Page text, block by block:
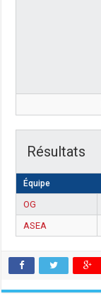
Résultats
Équipe
OG
ASEA